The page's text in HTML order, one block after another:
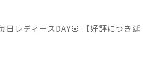
日レディースDAY🌸 【好評につき延